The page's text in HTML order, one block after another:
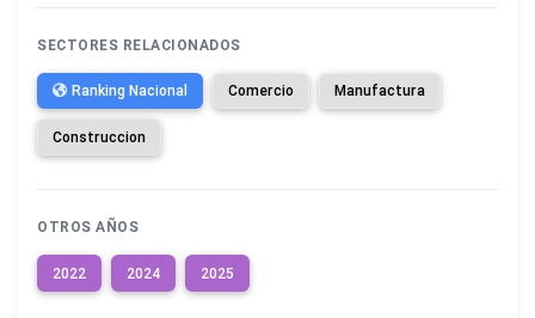
SECTORES RELACIONADOS
Ranking Nacional Comercio Manufactura
Construccion
OTROS AÑOS
2022 2024 2025